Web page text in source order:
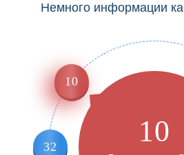
Немного информации
10
32 10